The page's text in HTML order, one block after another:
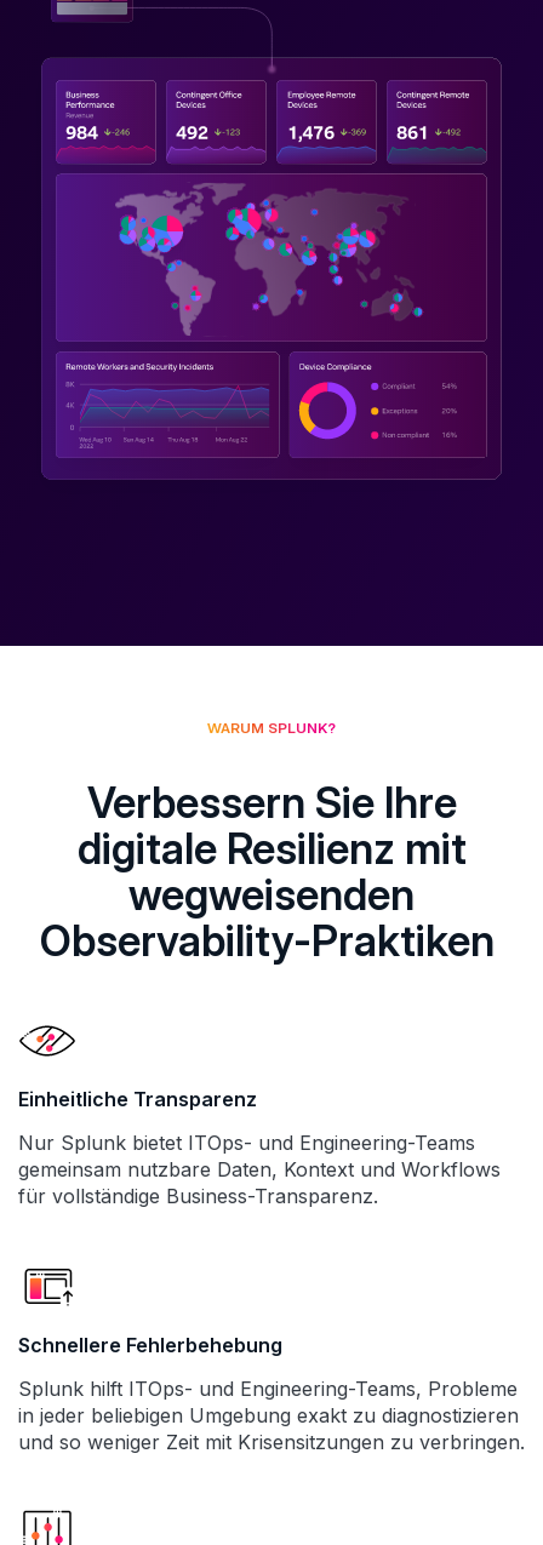
WARUM SPLUNK?
Verbessern Sie Ihre
digitale Resilienz mit
wegweisenden
Observability-Praktiken
Einheitliche Transparenz
Nur Splunk bietet ITOps- und Engineering-Teams
gemeinsam nutzbare Daten, Kontext und Workflows
für vollständige Business-Transparenz.
Schnellere Fehlerbehebung
Splunk hilft ITOps- und Engineering-Teams, Probleme
in jeder beliebigen Umgebung exakt zu diagnostizieren
und so weniger Zeit mit Krisensitzungen zu verbringen.